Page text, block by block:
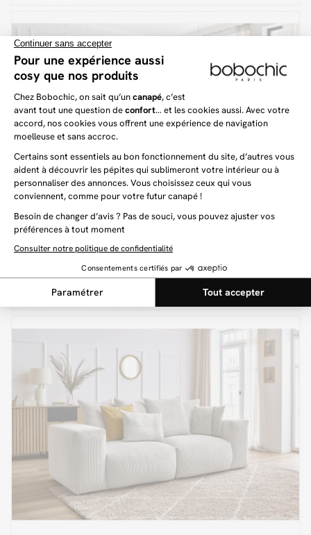
JEANNE
Canapé d'angle fixe modulable JEANNE tissu texturé avec 2
chauffeuses, 1 angle et 2 poufs